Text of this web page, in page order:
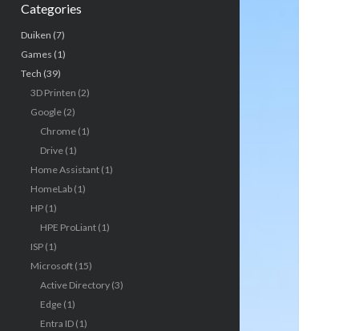
Categories
Duiken (7)
Games (1)
Tech (39)
3D Printen (2)
Google(2)
Chrome(1)
Drive(1)
Home Assistant(1)
HomeLab(1)
HP(1)
HPE ProLiant(1)
ISP(1)
Microsoft(15)
Active Directory(3)
Edge(1)
Entra ID(1)